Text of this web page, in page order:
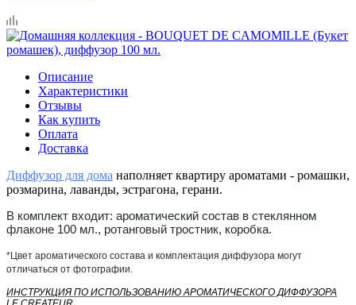
Описание
Характеристики
Отзывы
Как купить
Оплата
Доставка
Диффузор для дома наполняет квартиру ароматами - ромашки,
розмарина, лаванды, эстрагона, герани.
В комплект входит: ароматический состав в стеклянном
флаконе 100 мл., ротанговый тростник, коробка.
*Цвет ароматического состава и комплектация диффузора могут
отличаться от фотографии.
ИНСТРУКЦИЯ ПО ИСПОЛЬЗОВАНИЮ АРОМАТИЧЕСКОГО ДИФФУЗОРА